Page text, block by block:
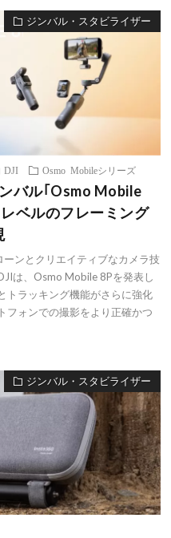
ジンバル・スタビライザー
DJI Osmo Mobileシリーズ
バル｢Osmo Mobile
ベルのフレーミング
ンとクリエイティブなカメラ技
は、Osmo Mobile 8Pを発表し
トラッキング機能がさらに強化
フォンでの撮影をより正確かつ
ジンバル・スタビライザー